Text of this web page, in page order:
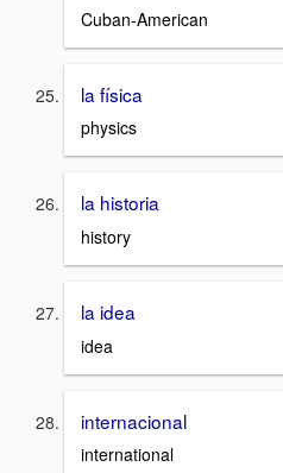
Cuban-American
la física
physics
la historia
history
la idea
idea
internacional
international